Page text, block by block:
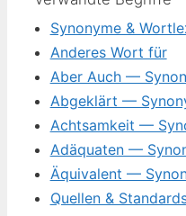
Synonyme &
Anderes Wort für
Aber Auch —
Abgeklärt —
Achtsamkeit —
Adäquaten —
Äquivalent —
Quellen &